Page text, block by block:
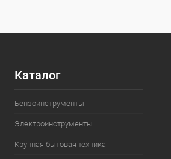
Каталог
Бензоинструменты
Электроинструменты
Крупная бытовая техника